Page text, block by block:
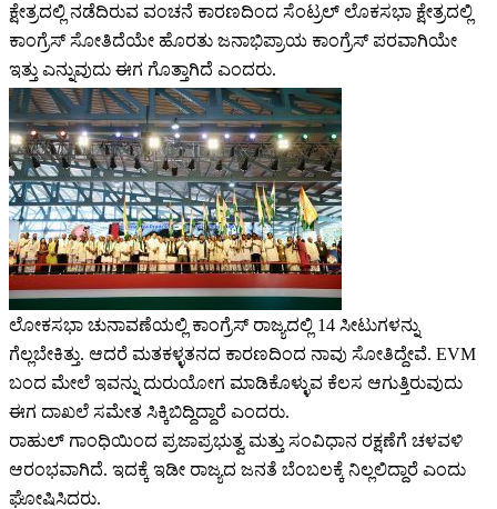
ಕ್ಷೇತ್ರದಲ್ಲಿ ನಡೆದಿರುವ ವಂಚನೆ ಕಾರಣದಿಂದ ಸೆಂಟ್ರಲ್ ಲೊಕಸಭಾ ಕ್ಷೇತ್ರದಲ್ಲಿ
ಕಾಂಗ್ರೆಸ್ ಸೋತಿದೆಯೇ ಹೊರತು ಜನಾಭಿಪ್ರಾಯ ಕಾಂಗ್ರೆಸ್ ಪರವಾಗಿಯೇ
ಇತ್ತು ಎನ್ನುವುದು ಈಗ ಗೊತ್ತಾಗಿದೆ ಎಂದರು.
ಲೋಕಸಭಾ ಚುನಾವಣೆಯಲ್ಲಿ ಕಾಂಗ್ರೆಸ್ ರಾಜ್ಯದಲ್ಲಿ 14 ಸೀಟುಗಳನ್ನು
ಗೆಲ್ಲಬೇಕಿತ್ತು. ಆದರೆ ಮತಕಳ್ಳತನದ ಕಾರಣದಿಂದ ನಾವು ಸೋತಿದ್ದೇವೆ. EVM
ಬಂದ ಮೇಲೆ ಇವನ್ನು ದುರುಯೋಗ ಮಾಡಿಕೊಳ್ಳುವ ಕೆಲಸ ಆಗುತ್ತಿರುವುದು
ಈಗ ದಾಖಲೆ ಸಮೇತ ಸಿಕ್ಕಿಬಿದ್ದಿದ್ದಾರೆ ಎಂದರು.
ರಾಹುಲ್ ಗಾಂಧಿಯಿಂದ ಪ್ರಜಾಪ್ರಭುತ್ವ ಮತ್ತು ಸಂವಿಧಾನ ರಕ್ಷಣೆಗೆ ಚಳವಳಿ
ಆರಂಭವಾಗಿದೆ. ಇದಕ್ಕೆ ಇಡೀ ರಾಜ್ಯದ ಜನತೆ ಬೆಂಬಲಕ್ಕೆ ನಿಲ್ಲಲಿದ್ದಾರೆ ಎಂದು
ಘೋಷಿಸಿದರು.